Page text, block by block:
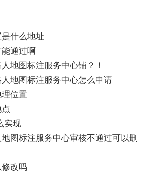
什么地址
通过啊
地图标注服务中心铺？！
地图标注服务中心怎么申请
位置
实现
图标注服务中心审核不通过可以删
改吗